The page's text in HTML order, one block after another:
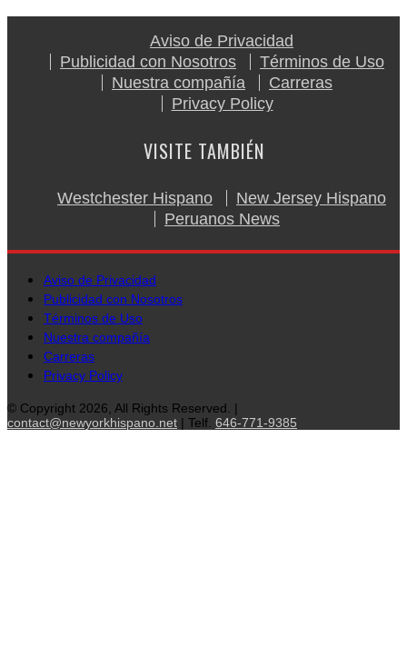
Aviso de Privacidad
Publicidad con Nosotros
Términos de Uso
Nuestra compañía
Carreras
Privacy Policy
VISITE TAMBIÉN
Westchester Hispano
New Jersey Hispano
Peruanos News
Aviso de Privacidad
Publicidad con Nosotros
Términos de Uso
Nuestra compañía
Carreras
Privacy Policy
© Copyright 2026, All Rights Reserved. |
contact@newyorkhispano.net | Telf. 646-771-9385